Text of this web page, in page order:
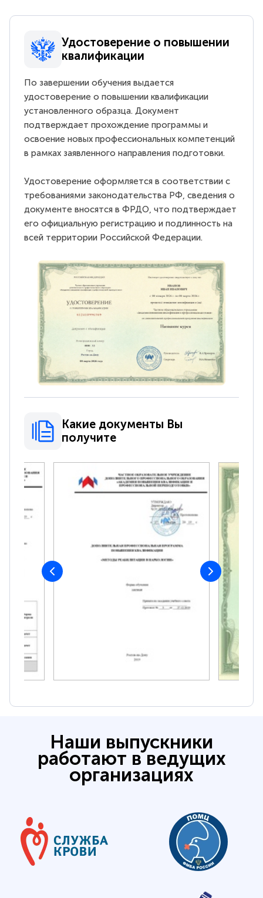
Удостоверение о повышении
квалификации
По завершении обучения выдается
удостоверение о повышении квалификации
установленного образца. Документ
подтверждает прохождение программы и
освоение новых профессиональных компетенций
в рамках заявленного направления подготовки.
Удостоверение оформляется в соответствии с
требованиями законодательства РФ, сведения о
документе вносятся в ФРДО, что подтверждает
его официальную регистрацию и подлинность на
всей территории Российской Федерации.
Какие документы Вы
получите
Наши выпускники
работают в ведущих
организациях